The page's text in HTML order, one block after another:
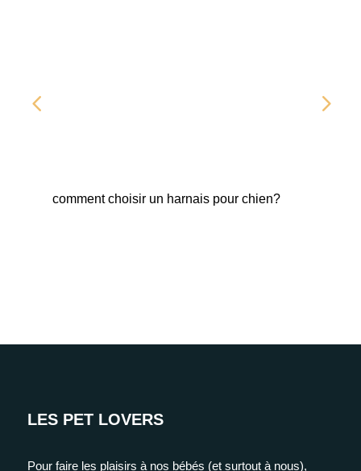
comment choisir un harnais pour chien?
LES PET LOVERS
Pour faire les plaisirs à nos bébés (et surtout à nous),